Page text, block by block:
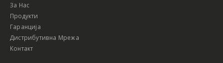
За Нас
Продукти
Гаранција
Дистрибутивна Мрежа
Контакт